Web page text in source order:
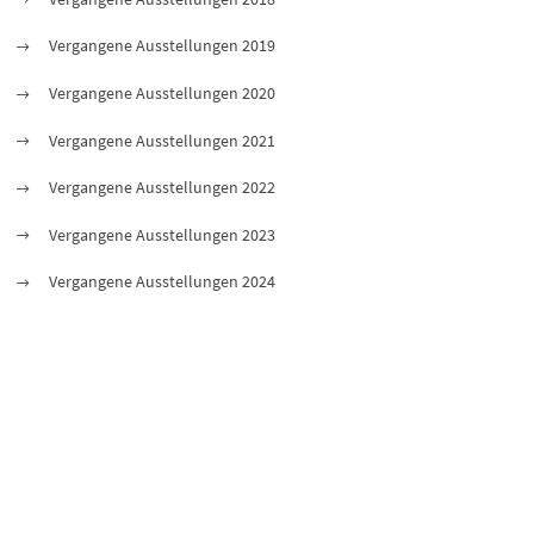
Vergangene Ausstellungen 2019
Vergangene Ausstellungen 2020
Vergangene Ausstellungen 2021
Vergangene Ausstellungen 2022
Vergangene Ausstellungen 2023
Vergangene Ausstellungen 2024